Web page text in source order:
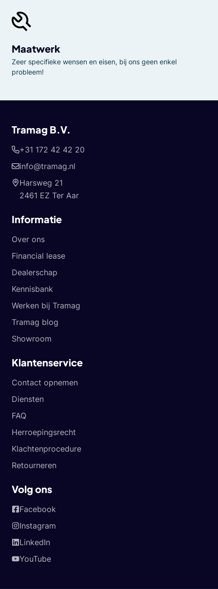
Maatwerk
Zeer specifieke wensen en eisen, bij ons geen enkel
probleem!
Tramag B.V.
+31 172 42 42 20
info@tramag.nl
Harsweg 21
2461 EZ Ter Aar
Informatie
Over ons
Financial lease
Dealerschap
Kennisbank
Werken bij Tramag
Tramag blog
Showroom
Klantenservice
Contact opnemen
Diensten
FAQ
Herroepingsrecht
Klachtenprocedure
Retourneren
Volg ons
Facebook
Instagram
LinkedIn
YouTube